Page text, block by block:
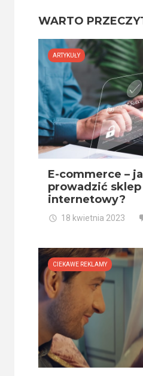
WARTO
ARTYKUŁY
E-commerce –
prowadzić sklep
internetowy?
18 kwietnia 2023
CIEKAWE REKLAMY